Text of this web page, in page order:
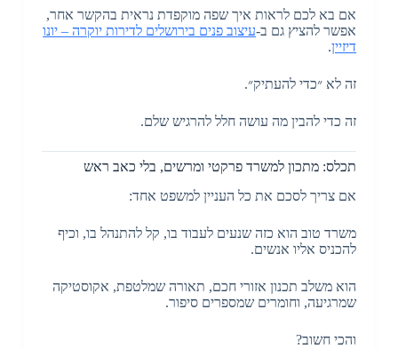
אם בא לכם לראות איך שפה מוקפדת נראית בהקשר אחר,
אפשר להציץ גם ב-עיצוב פנים בירושלים לדירות יוקרה – יונו
דיזיין.
זה לא ״כדי להעתיק״.
זה כדי להבין מה עושה חלל להרגיש שלם.
תכלס: מתכון למשרד פרקטי ומרשים, בלי כאב ראש
אם צריך לסכם את כל העניין למשפט אחד:
משרד טוב הוא כזה שנעים לעבוד בו, קל להתנהל בו, וכיף
להכניס אליו אנשים.
הוא משלב תכנון אזורי חכם, תאורה שמלטפת, אקוסטיקה
שמרגיעה, וחומרים שמספרים סיפור.
והכי חשוב?